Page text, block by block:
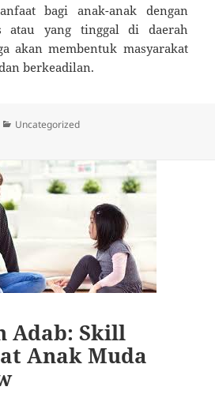
bagi anak-anak dengan
atau yang tinggal di daerah
akan membentuk masyarakat
berkeadilan.
Categories
Uncategorized
Inklusif di Indonesia: Mewujudkan
Adab: Skill
Anak Muda